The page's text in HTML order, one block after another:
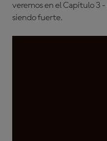
veremos en el Capítulo 3
siendo fuerte.